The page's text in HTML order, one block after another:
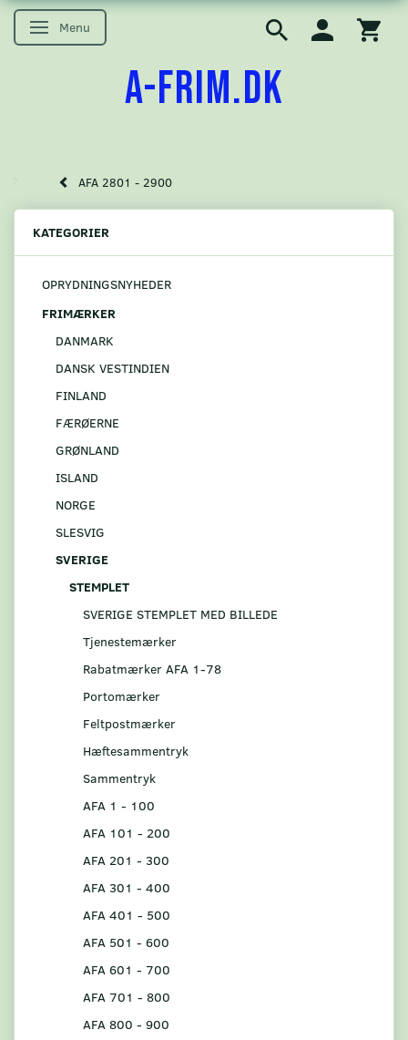
Skifte navigation
Menu
A-FRIM.DK
AFA 2801 - 2900
KATEGORIER
OPRYDNINGSNYHEDER
FRIMÆRKER
DANMARK
DANSK VESTINDIEN
FINLAND
FÆRØERNE
GRØNLAND
ISLAND
NORGE
SLESVIG
SVERIGE
STEMPLET
SVERIGE STEMPLET MED BILLEDE
Tjenestemærker
Rabatmærker AFA 1-78
Portomærker
Feltpostmærker
Hæftesammentryk
Sammentryk
AFA 1 - 100
AFA 101 - 200
AFA 201 - 300
AFA 301 - 400
AFA 401 - 500
AFA 501 - 600
AFA 601 - 700
AFA 701 - 800
AFA 800 - 900